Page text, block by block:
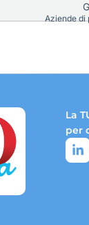
Aziende di
La
per